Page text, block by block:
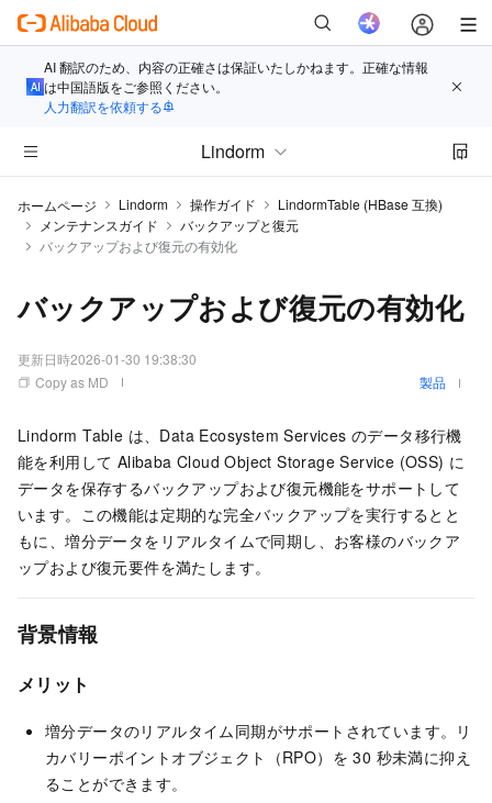
AI 翻訳のため、内容の正確さは保証いたしかねます。正確な情報
は中国語版をご参照ください。
人力翻訳を依頼する
Lindorm
ホームページ Lindorm 操作ガイド
LindormTable (HBase 互換)
メンテナンスガイド
バックアップと復元
バックアップおよび復元の有効化
バックアップおよび復元の有効化
更新日時2026-01-30 19:38:30
Copy as MD
製品
Lindorm Table は、Data Ecosystem Services のデータ移行機
能を利用して Alibaba Cloud Object Storage Service (OSS) に
データを保存するバックアップおよび復元機能をサポートして
います。この機能は定期的な完全バックアップを実行するとと
もに、増分データをリアルタイムで同期し、お客様のバックア
ップおよび復元要件を満たします。
背景情報
メリット
増分データのリアルタイム同期がサポートされています。リ
カバリーポイントオブジェクト（RPO）を 30 秒未満に抑え
ることができます。